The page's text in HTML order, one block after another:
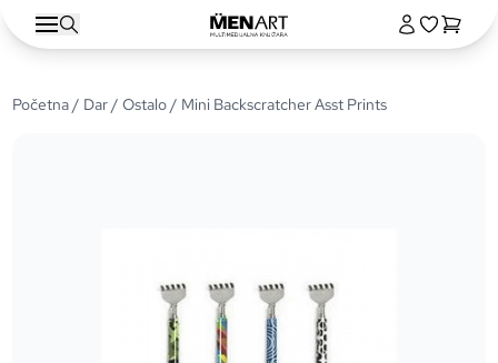
Početna/ Dar/Ostalo/ Mini Backscratcher Asst Prints